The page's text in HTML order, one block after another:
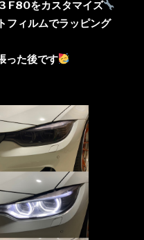
F80をカスタマイズ
フィルムでラッピング
った後です